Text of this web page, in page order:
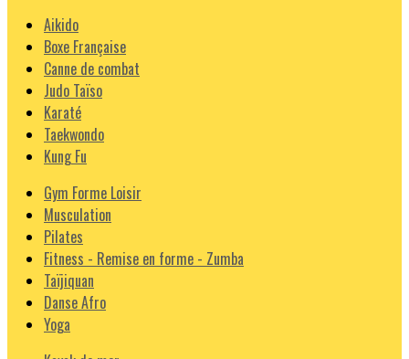
Aikido
Boxe Française
Canne de combat
Judo Taïso
Karaté
Taekwondo
Kung Fu
Gym Forme Loisir
Musculation
Pilates
Fitness - Remise en forme - Zumba
Taïjiquan
Danse Afro
Yoga